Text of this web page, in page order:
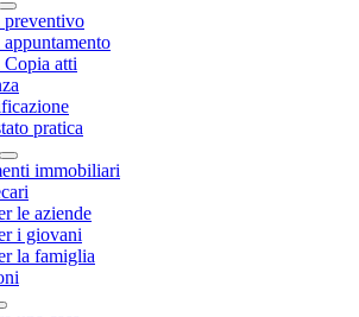
Toggle Dropdown
preventivo
Copia atti
pratica
Toggle Dropdown
immobiliari
le aziende
i giovani
la famiglia
Dropdown